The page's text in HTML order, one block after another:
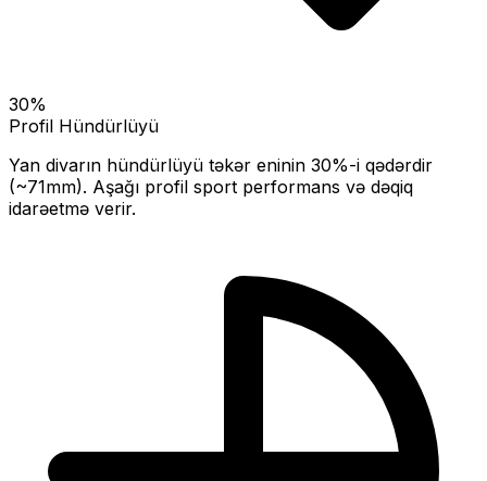
30%
Profil Hündürlüyü
Yan divarın hündürlüyü təkər eninin 30%-i qədərdir
(~71mm). Aşağı profil sport performans və dəqiq
idarəetmə verir.